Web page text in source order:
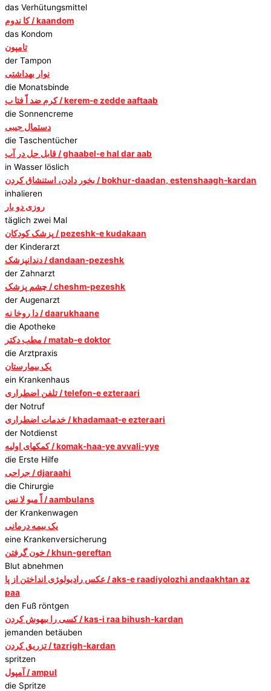
das Verhütungsmittel
کا ندوم / kaandom
das Kondom
تامپون
der Tampon
نوار بهداشتی
die Monatsbinde
کرم ضد اّ فتا ب / kerem-e zedde aaftaab
die Sonnencreme
دستمال جیبی
die Taschentücher
قابل حل در آب / ghaabel-e hal dar aab
in Wasser löslich
بخور دادن، استنشاق کردن / bokhur-daadan, estenshaagh-kardan
inhalieren
روزی دو بار
täglich zwei Mal
پزشک کودکان / pezeshk-e kudakaan
der Kinderarzt
دندانپزشک / dandaan-pezeshk
der Zahnarzt
چشم پزشک / cheshm-pezeshk
der Augenarzt
دا روخا نه / daarukhaane
die Apotheke
مطب دکتر / matab-e doktor
die Arztpraxis
یک بیمارستان
ein Krankenhaus
تلفن اضطراری / telefon-e ezteraari
der Notruf
خدمات اضطراری / khadamaat-e ezteraari
der Notdienst
کمکهای اولیه / komak-haa-ye avvali-yye
die Erste Hilfe
جراحی / djaraahi
die Chirurgie
اّ مبو لا نس / aambulans
der Krankenwagen
یک بیمه درمانی
eine Krankenversicherung
خون گرفتن / khun-gereftan
Blut abnehmen
عکس رادیولوﮋی انداختن از پا / aks-e raadiyolozhi andaakhtan az
paa
den Fuß röntgen
کسی را بیهوش کردن / kas-i raa bihush-kardan
jemanden betäuben
تزریق کردن / tazrigh-kardan
spritzen
آمپول / ampul
die Spritze